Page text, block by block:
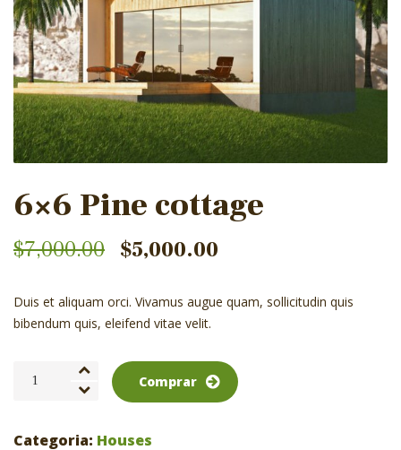
6×6 Pine cottage
$7,000.00 $5,000.00
Duis et aliquam orci. Vivamus augue quam, sollicitudin quis
bibendum quis, eleifend vitae velit.
quantidade
Comprar
Categoria: Houses